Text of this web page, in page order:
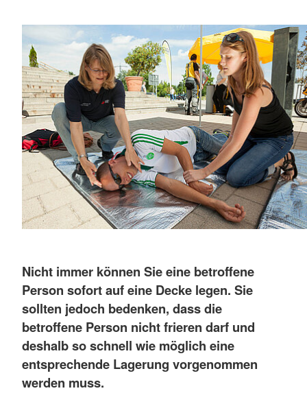
Nicht immer können Sie eine betroffene
Person sofort auf eine Decke legen. Sie
sollten jedoch bedenken, dass die
betroffene Person nicht frieren darf und
deshalb so schnell wie möglich eine
entsprechende Lagerung vorgenommen
werden muss.